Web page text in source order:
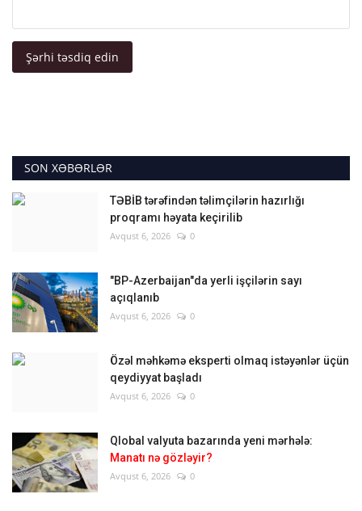
Şərhi təsdiq edin
SON XƏBƏRLƏR
TƏBİB tərəfindən təlimçilərin hazırlığı
proqramı həyata keçirilib
Avqust 6, 2026 0
"BP-Azerbaijan"da yerli işçilərin sayı
açıqlanıb
Avqust 6, 2026 0
Özəl məhkəmə eksperti olmaq istəyənlər üçün
qeydiyyat başladı
Avqust 6, 2026 0
Qlobal valyuta bazarında yeni mərhələ:
Manatı nə gözləyir?
Avqust 6, 2026 0